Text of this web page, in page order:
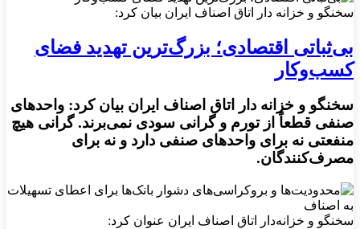
سخنگو و خزانه دار اتاق اصناف ایران بیان کرد:
بی‌ثباتی اقتصادی؛ بزرگ‌ترین تهدید فضای
کسب‌وکار
سخنگو و خزانه دار اتاق اصناف ایران بیان کرد: واحدهای
صنفی قطعاً از تورم و گرانی سودی نمی‌برند. گرانی هیچ
منفعتی نه برای واحدهای صنفی دارد و نه برای
مصرف‌کنندگان.
سخنگو و خزانه‌دار اتاق اصناف ایران عنوان کرد: